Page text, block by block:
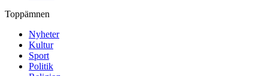
Toppämnen
Nyheter
Kultur
Sport
Politik